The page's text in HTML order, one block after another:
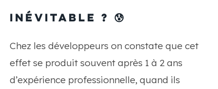
inévitable ? 😰
Chez les développeurs on constate que cet
effet se produit souvent après 1 à 2 ans
d’expérience professionnelle, quand ils